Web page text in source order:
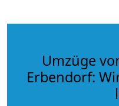
Umzüge
Erbendorf: